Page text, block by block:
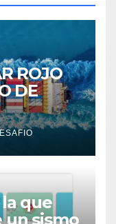
ROJO
DE
que
un sismo